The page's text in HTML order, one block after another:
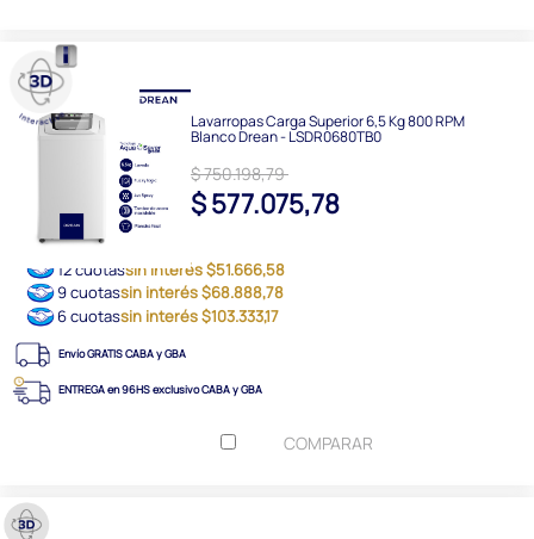
Lavarropas Carga Superior 6,5 Kg 800 RPM
Blanco Drean - LSDR0680TB0
$ 750.198,79
$ 577.075,78
12 cuotassin interés $51.666,58
9 cuotassin interés $68.888,78
6 cuotassin interés $103.333,17
Envío GRATIS CABA y GBA
ENTREGA en 96HS exclusivo CABA y GBA
COMPARAR